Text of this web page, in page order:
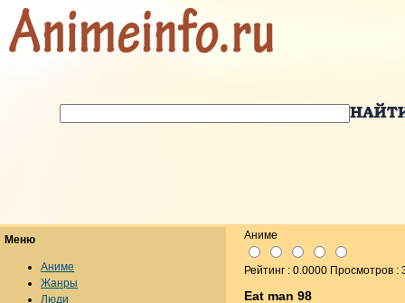
Аниме
Рейтинг : 0.0000 Просмотров :
Eat man 98
Меню
Аниме
Жанры
Люди